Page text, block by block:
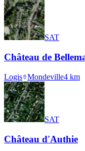
SAT
Château de
Logis Mondeville4 km
SAT
Château d'Authie